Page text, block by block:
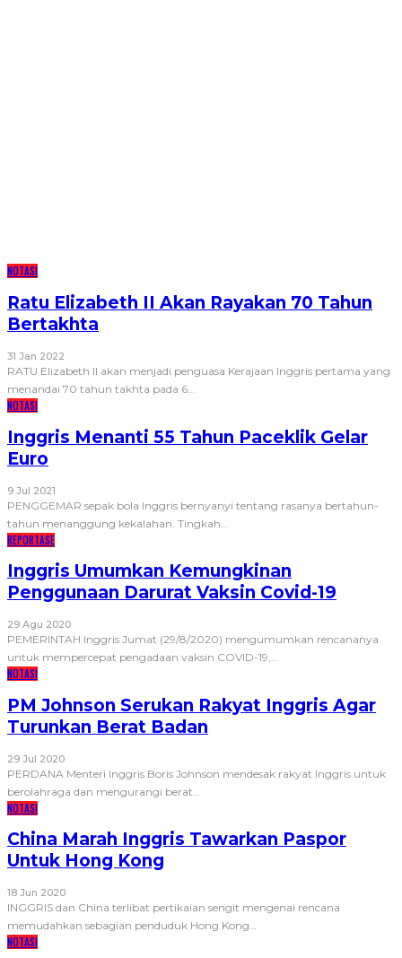
NOTASI
Ratu Elizabeth II Akan Rayakan 70 Tahun
Bertakhta
31 Jan 2022
RATU Elizabeth II akan menjadi penguasa Kerajaan Inggris pertama yang
menandai 70 tahun takhta pada 6…
NOTASI
Inggris Menanti 55 Tahun Paceklik Gelar
Euro
9 Jul 2021
PENGGEMAR sepak bola Inggris bernyanyi tentang rasanya bertahun-
tahun menanggung kekalahan. Tingkah
REPORTASE
Inggris Umumkan Kemungkinan
Penggunaan Darurat Vaksin Covid-19
29 Agu 2020
PEMERINTAH Inggris Jumat (29/8/2020) mengumumkan rencananya
untuk mempercepat pengadaan vaksin COVID-19,…
NOTASI
PM Johnson Serukan Rakyat Inggris Agar
Turunkan Berat Badan
29 Jul 2020
PERDANA Menteri Inggris Boris Johnson mendesak rakyat Inggris untuk
berolahraga dan mengurangi berat
NOTASI
China Marah Inggris Tawarkan Paspor
Untuk Hong Kong
18 Jun 2020
INGGRIS dan China terlibat pertikaian sengit mengenai rencana
memudahkan sebagian penduduk Hong Kong…
NOTASI